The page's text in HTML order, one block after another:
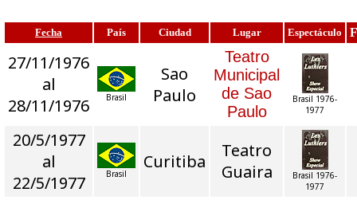
Fecha País Ciudad Lugar Espectáculo
27/11/1976
al
28/11/1976
Brasil
Sao
Paulo
Teatro
Municipal
de Sao
Paulo
Brasil 1976-
1977
20/5/1977
al
22/5/1977
Brasil
Curitiba
Teatro
Guaira
Brasil 1976-
1977